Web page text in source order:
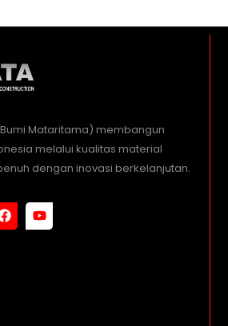
Mataritama) membangun
melalui kualitas material
dengan inovasi berkelanjutan.